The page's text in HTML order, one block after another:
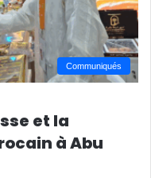
Communiqués
et la
à Abu